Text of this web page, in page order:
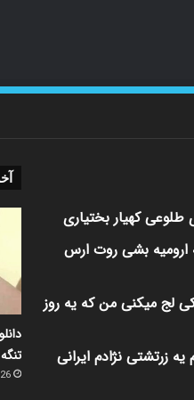
طلوعی کهیار بختیاری
ارومیه بشی روت ارس
لج میکنی من که یه روز
زرتشتی نژادم ایرانی